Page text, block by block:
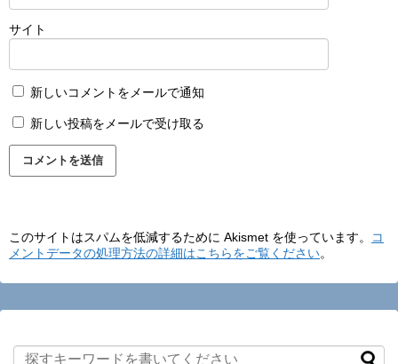
サイト
新しいコメントをメールで通知
新しい投稿をメールで受け取る
このサイトはスパムを低減するために Akismet を使っています。
コ
メントデータの処理方法の詳細はこちらをご覧ください。